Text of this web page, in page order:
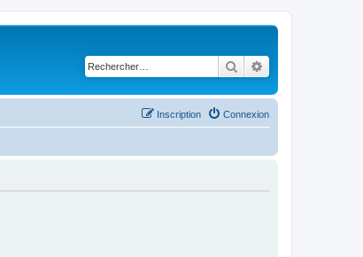
Rechercher
Connexion
Inscription